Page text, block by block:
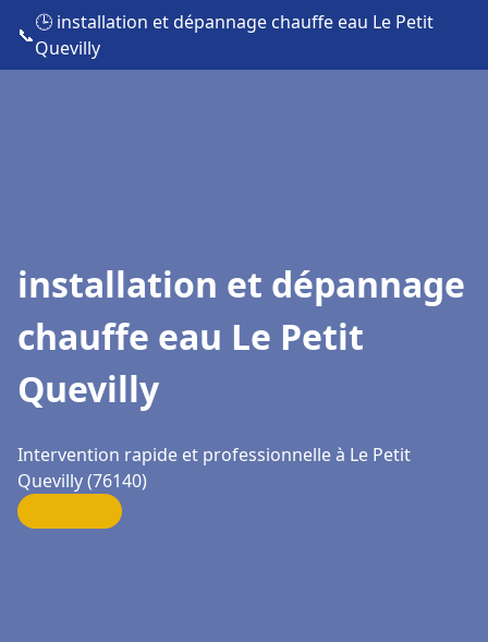
📞
🕒 installation et dépannage chauffe eau Le Petit
Quevilly
installation et dépannage
chauffe eau Le Petit
Quevilly
Intervention rapide et professionnelle à Le Petit
Quevilly (76140)